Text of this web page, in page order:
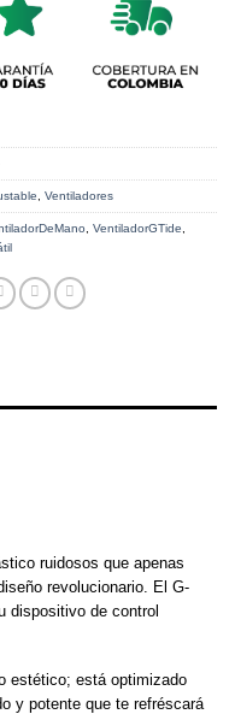
, Ventiladores
, VentiladorGTide,
ruidosos que apenas
revolucionario. El G-
dispositivo de control
estético; está optimizado
y potente que te refréscará